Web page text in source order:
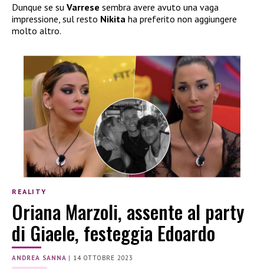
Dunque se su Varrese sembra avere avuto una vaga
impressione, sul resto Nikita ha preferito non aggiungere
molto altro.
REALITY
Oriana Marzoli, assente al party
di Giaele, festeggia Edoardo
ANDREA SANNA | 14 OTTOBRE 2023